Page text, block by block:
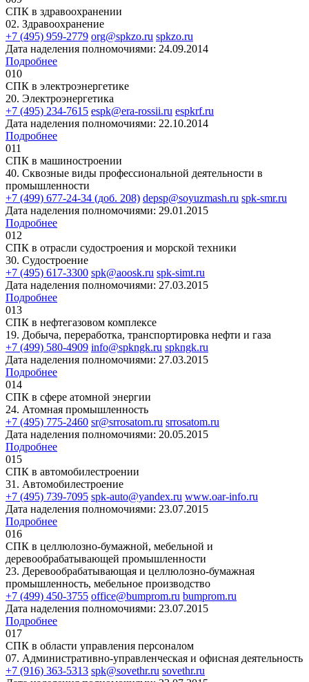
СПК в здравоохранении
02. Здравоохранение
+7 (495) 959-2779 org@spkzo.ru spkzo.ru
Дата наделения полномочиями: 24.09.2014
Подробнее
010
СПК в электроэнергетике
20. Электроэнергетика
+7 (495) 234-7615 espk@era-rossii.ru espkrf.ru
Дата наделения полномочиями: 22.10.2014
Подробнее
011
СПК в машиностроении
40. Сквозные виды профессиональной деятельности в
промышленности
+7 (499) 677-24-34 (доб. 208) depsp@soyuzmash.ru spk-smr.ru
Дата наделения полномочиями: 29.01.2015
Подробнее
012
СПК в отрасли судостроения и морской техники
30. Судостроение
+7 (495) 617-3300 spk@aoosk.ru spk-simt.ru
Дата наделения полномочиями: 27.03.2015
Подробнее
013
СПК в нефтегазовом комплексе
19. Добыча, переработка, транспортировка нефти и газа
+7 (499) 580-4909 info@spkngk.ru spkngk.ru
Дата наделения полномочиями: 27.03.2015
Подробнее
014
СПК в сфере атомной энергии
24. Атомная промышленность
+7 (495) 775-2460 sr@srrosatom.ru srrosatom.ru
Дата наделения полномочиями: 20.05.2015
Подробнее
015
СПК в автомобилестроении
31. Автомобилестроение
+7 (495) 739-7095 spk-auto@yandex.ru www.oar-info.ru
Дата наделения полномочиями: 23.07.2015
Подробнее
016
СПК в целлюлозно-бумажной, мебельной и
деревообрабатывающей промышленности
23. Деревообрабатывающая и целлюлозно-бумажная
промышленность, мебельное производство
+7 (499) 450-3755 office@bumprom.ru bumprom.ru
Дата наделения полномочиями: 23.07.2015
Подробнее
017
СПК в области управления персоналом
07. Административно-управленческая и офисная деятельность
+7 (916) 363-5313 spk@sovethr.ru sovethr.ru